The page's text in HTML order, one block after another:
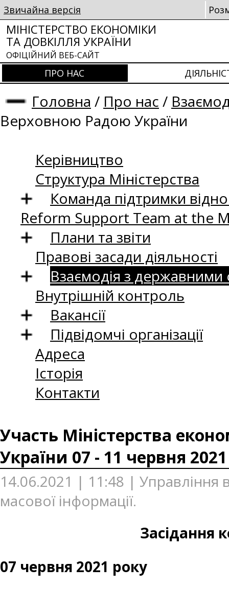
Звичайна версія
МІНІСТЕРСТВО ЕКОНОМІКИ
ТА ДОВКІЛЛЯ УКРАЇНИ
ОФІЦІЙНИЙ ВЕБ-САЙТ
ПРО НАС
Головна / Про нас /
Верховною Радою України
Керівництво
Структура Міністерства
Команда підтримки
Reform Support Team at the
Плани та звіти
Правові засади діяльності
Взаємодія з
Внутрішній контроль
Вакансії
Підвідомчі організації
Адреса
Історія
Контакти
Участь Міністерства
України 07 - 11 червня
14.06.2021 | 11:48 | Управління
масової інформації.
Засідання
07 червня 2021 року